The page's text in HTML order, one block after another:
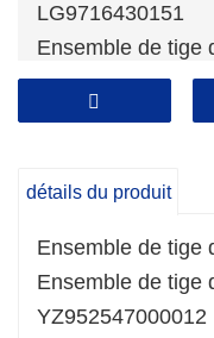
LG9716430151
Ensemble de tige
YZ97314300011
Ensemble de tige
Ensemble de tige
AZ9725430010
direction (50
Notre entreprise
détails du produit
Ensemble de tige
Ensemble de tige
YZ952547000012